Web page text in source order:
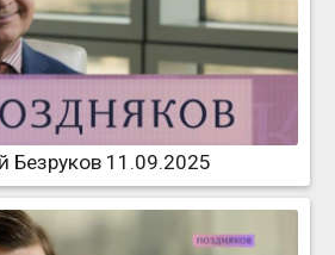
Безруков 11.09.2025